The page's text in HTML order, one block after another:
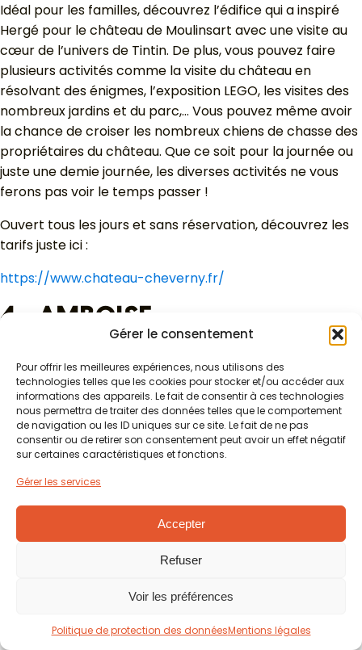
Gérer le consentement
Pour offrir les meilleures expériences, nous utilisons des
technologies telles que les cookies pour stocker et/ou accéder aux
informations des appareils. Le fait de consentir à ces technologies
nous permettra de traiter des données telles que le comportement
de navigation ou les ID uniques sur ce site. Le fait de ne pas
consentir ou de retirer son consentement peut avoir un effet négatif
sur certaines caractéristiques et fonctions.
Gérer les services
Accepter
Refuser
Voir les préférences
Politique de protection des donnéesMentions légales
Idéal pour les familles, découvrez l’édifice qui a inspiré
Hergé pour le château de Moulinsart avec une visite au
cœur de l’univers de Tintin. De plus, vous pouvez faire
plusieurs activités comme la visite du château en
résolvant des énigmes, l’exposition LEGO, les visites des
nombreux jardins et du parc,… Vous pouvez même avoir
la chance de croiser les nombreux chiens de chasse des
propriétaires du château. Que ce soit pour la journée ou
juste une demie journée, les diverses activités ne vous
ferons pas voir le temps passer !
Ouvert tous les jours et sans réservation, découvrez les
tarifs juste ici :
https://www.chateau-cheverny.fr/
4 - AMBOISE
troisième journée.
Au programme : Le château royal d’Amboise et le Clos
Lucé, maison mythique de Léonard de Vinci.
Visitez avec ou sans guide le château de nombreux rois
de France, participez aux nombreux ateliers organisés et
la tour-cavalière des Minimes dans une visite guidée, ou
encore la Chapelle où est inhumé Leonard de Vinci.
Clos Lucé, à 10 minutes à pied du château de la ville. Vous
ses inventions, découvrir son histoire au fil des années.